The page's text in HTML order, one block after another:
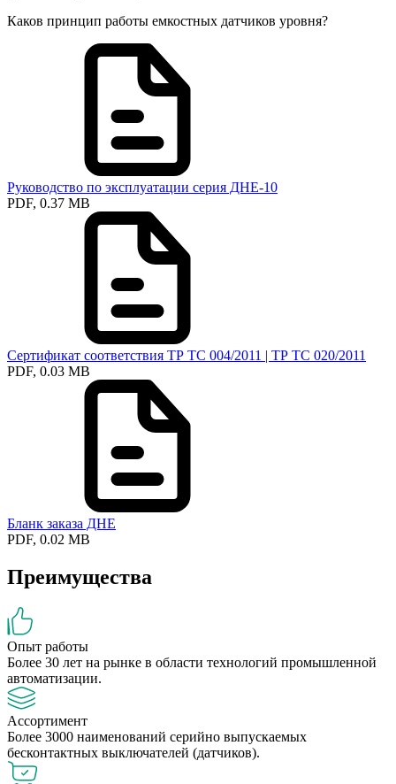
Каков принцип работы емкостных датчиков уровня?
Руководство по эксплуатации серия ДНЕ-10
PDF, 0.37 MB
Сертификат соответствия ТР ТС 004/2011 | ТР ТС 020/2011
PDF, 0.03 MB
Бланк заказа ДНЕ
PDF, 0.02 MB
Преимущества
Опыт работы
Более 30 лет на рынке в области технологий промышленной
автоматизации.
Ассортимент
Более 3000 наименований серийно выпускаемых
бесконтактных выключателей (датчиков).